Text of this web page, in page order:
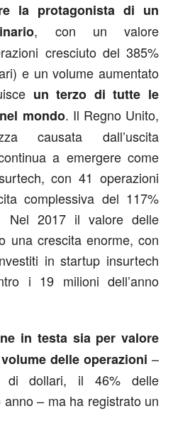
la protagonista di un
, con un valore
cresciuto del 385%
e un volume aumentato
un terzo di tutte le
mondo. Il Regno Unito,
causata dall’uscita
a emergere come
con 41 operazioni
complessiva del 117%
Nel 2017 il valore delle
una crescita enorme, con
in startup insurtech
i 19 milioni dell’anno
in testa sia per valore
delle operazioni –
di dollari, il 46% delle
– ma ha registrato un